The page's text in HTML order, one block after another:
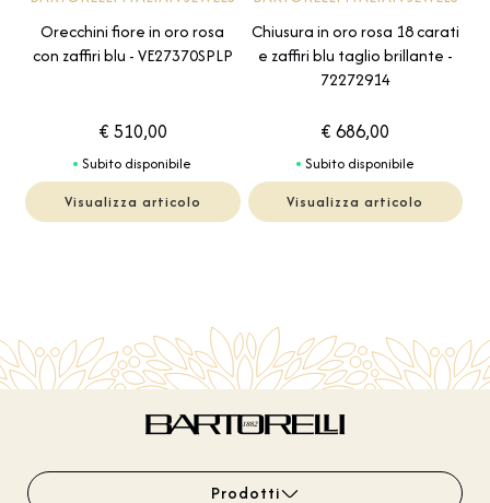
Orecchini fiore in oro rosa
con zaffiri blu - VE27370SPLP
€ 510,00
Subito disponibile
Visualizza articolo
Chiusura in oro rosa 18 carati
e zaffiri blu taglio brillante -
72272914
€ 686,00
Subito disponibile
Visualizza articolo
Prodotti